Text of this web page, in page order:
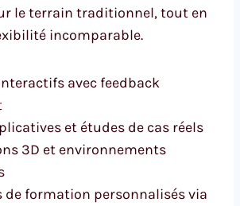
le terrain traditionnel, tout en
incomparable.
avec feedback
et études de cas réels
3D et environnements
de formation personnalisés via